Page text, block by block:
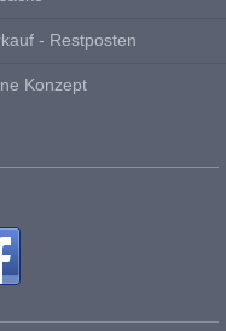
- Restposten
Konzept